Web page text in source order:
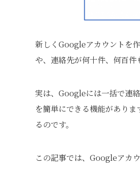
新しくGoogleアカウントを
や、連絡先が何十件、何百件
実は、Googleには一括で連
を簡単にできる機能があり
るのです。
この記事では、Googleアカ